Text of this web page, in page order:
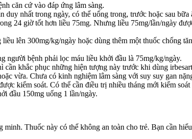
căn cứ vào đáp ứng lâm sàng.
nhất trong ngày, có thể uống trong, trước hoặc sau bữa
24 giờ tốt hơn liều 75mg. Nhưng liều 75mg/lần/ngày
lên 300mg/kg/ngày hoặc dùng thêm một thuốc chống
người bệnh phải lọc máu liều khởi đầu là 75mg/kg/ngày.
khắc phục những hiện tượng này trước khi dùng
vừa. Chưa có kinh nghiệm lâm sàng với suy suy gan
kiểm soát. Có thể cần điều trị nhiều tháng mới kiểm
đầu 150mg uống 1 lần/ngày.
Thuốc này có thể không an toàn cho trẻ. Bạn cần